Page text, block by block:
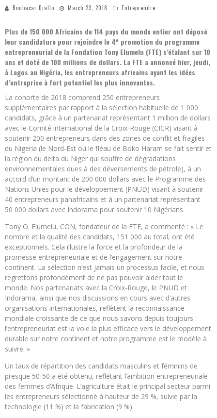
Boubacar Diallo March 23, 2018 Entreprendre
Plus de 150 000 Africains de 114 pays du monde entier ont déposé
leur candidature pour rejoindre le 4e promotion du programme
entrepreneurial de la Fondation Tony Elumelu (FTE) s’étalant sur 10
ans et doté de 100 millions de dollars. La FTE a annoncé hier, jeudi,
à Lagos au Nigéria, les entrepreneurs africains ayant les idées
d’entreprise à fort potentiel les plus innovantes.
La cohorte de 2018 comprend 250 entrepreneurs
supplémentaires par rapport à la sélection habituelle de 1 000
candidats, grâce à un partenariat représentant 1 million de dollars
avec le Comité international de la Croix-Rouge (CICR) visant à
soutenir 200 entrepreneurs dans des zones de conflit et fragiles
du Nigeria (le Nord-Est où le fléau de Boko Haram se fait sentir et
la région du delta du Niger qui souffre de dégradations
environnementales dues à des déversements de pétrole), à un
accord d’un montant de 200 000 dollars avec le Programme des
Nations Unies pour le développement (PNUD) visant à soutenir
40 entrepreneurs panafricains et à un partenariat représentant
50 000 dollars avec Indorama pour soutenir 10 Nigérians.
Tony O. Elumelu, CON, fondateur de la FTE, a commenté : « Le
nombre et la qualité des candidats, 151 000 au total, ont été
exceptionnels. Cela illustre la force et la profondeur de la
promesse entrepreneuriale et de l’engagement sur notre
continent. La sélection n’est jamais un processus facile, et nous
regrettons profondément de ne pas pouvoir aider tout le
monde. Nos partenariats avec la Croix-Rouge, le PNUD et
Indorama, ainsi que nos discussions en cours avec d’autres
organisations internationales, reflètent la reconnaissance
mondiale croissante de ce que nous savons depuis toujours :
l’entrepreneuriat est la voie la plus efficace vers le développement
durable sur notre continent et notre programme est le modèle à
suivre. »
Un taux de répartition des candidats masculins et féminins de
presque 50-50 a été obtenu, reflétant l’ambition entrepreneuriale
des femmes d’Afrique. L’agriculture était le principal secteur parmi
les entrepreneurs sélectionné à hauteur de 29 %, suivie par la
technologie (11 %) et la fabrication (9 %).